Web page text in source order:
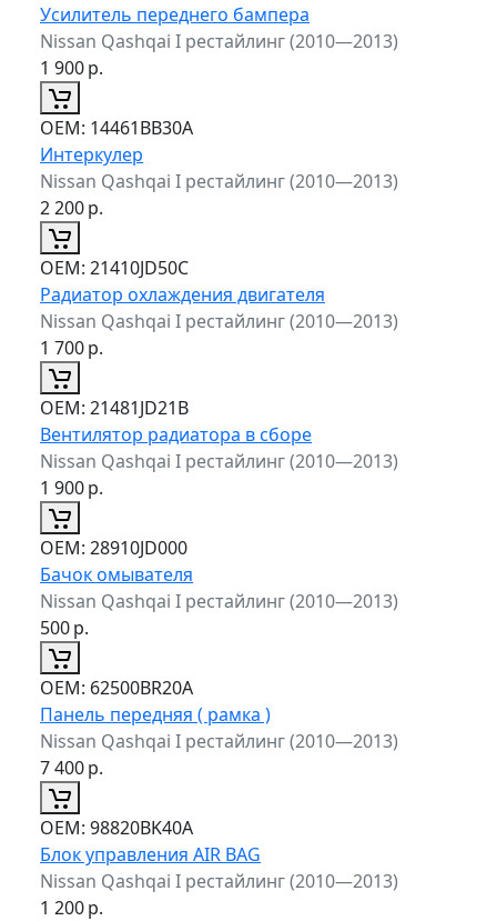
Усилитель переднего бампера
Nissan Qashqai I рестайлинг (2010—2013)
1 900р.
ОЕМ: 14461BB30A
Интеркулер
Nissan Qashqai I рестайлинг (2010—2013)
2 200р.
ОЕМ: 21410JD50C
Радиатор охлаждения двигателя
Nissan Qashqai I рестайлинг (2010—2013)
1 700р.
ОЕМ: 21481JD21B
Вентилятор радиатора в сборе
Nissan Qashqai I рестайлинг (2010—2013)
1 900р.
ОЕМ: 28910JD000
Бачок омывателя
Nissan Qashqai I рестайлинг (2010—2013)
500р.
ОЕМ: 62500BR20A
Панель передняя ( рамка )
Nissan Qashqai I рестайлинг (2010—2013)
7 400р.
ОЕМ: 98820BK40A
Блок управления AIR BAG
Nissan Qashqai I рестайлинг (2010—2013)
1 200р.